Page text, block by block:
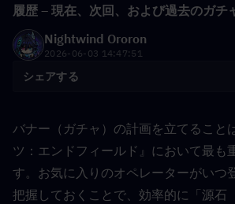
履歴 – 現在、次回、および過去のガチ
Nightwind Ororon
2026-06-03 14:47:51
シェアする
バナー（ガチャ）の計画を立てること
ツ：エンドフィールド』において最も
す。お気に入りのオペレーターがいつ
把握しておくことで、効率的に「源石